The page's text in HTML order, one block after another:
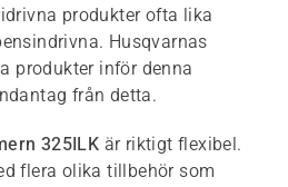
produkter ofta lika
Husqvarnas
produkter inför denna
från detta.
325ILK är riktigt flexibel.
flera olika tillbehör som